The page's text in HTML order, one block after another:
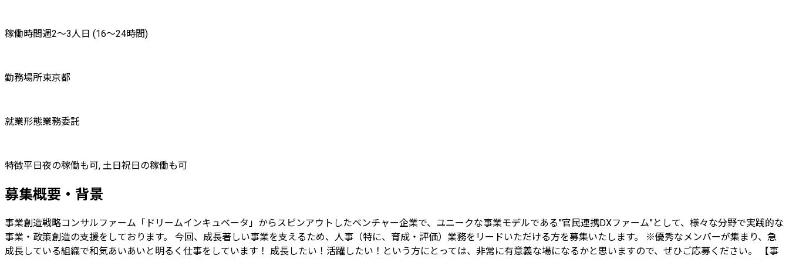
稼働時間週2〜3人日 (16〜24時間)
勤務場所東京都
就業形態業務委託
特徴平日夜の稼働も可, 土日祝日の稼働も可
募集概要・背景
事業創造戦略コンサルファーム「ドリームインキュベータ」からスピンアウトしたベンチャー企業で、ユニークな事業モデルである”官民連携DXファーム”として、様々な分野で実践的な
事業・政策創造の支援をしております。 今回、成長著しい事業を支えるため、人事（特に、育成・評価）業務をリードいただける方を募集いたします。 ※優秀なメンバーが集まり、急
成長している組織で和気あいあいと明るく仕事をしています！ 成長したい！活躍したい！という方にとっては、非常に有意義な場になるかと思いますので、ぜひご応募ください。 【事